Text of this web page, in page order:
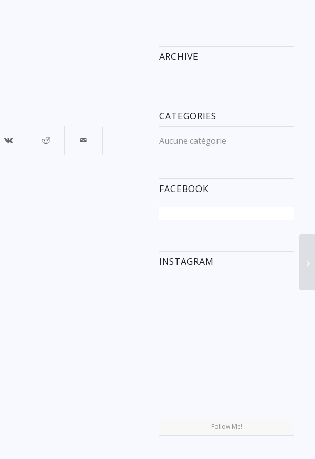
ARCHIVE
CATEGORIES
Aucune catégorie
FACEBOOK
INSTAGRAM
Follow Me!